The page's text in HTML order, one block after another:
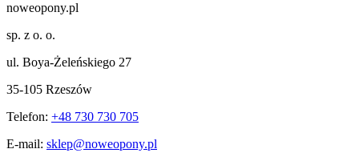
noweopony.pl
sp. z o. o.
ul. Boya-Żeleńskiego 27
35-105 Rzeszów
Telefon: +48 730 730 705
E-mail: sklep@noweopony.pl